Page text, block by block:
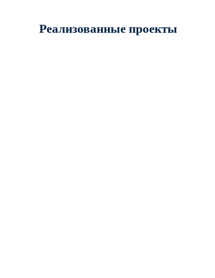
Реализованные проекты